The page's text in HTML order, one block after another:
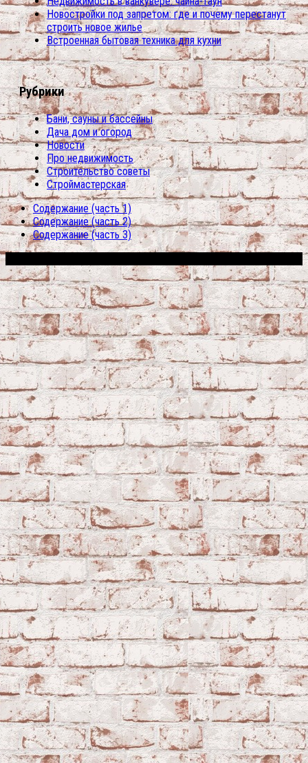
Новостройки под запретом: где и почему перестанут
строить новое жилье
Встроенная бытовая техника для кухни
Рубрики
Бани, сауны и бассейны
Дача дом и огород
Новости
Про недвижимость
Строительство советы
Строймастерская
Содержание (часть 1)
Содержание (часть 2)
Содержание (часть 3)